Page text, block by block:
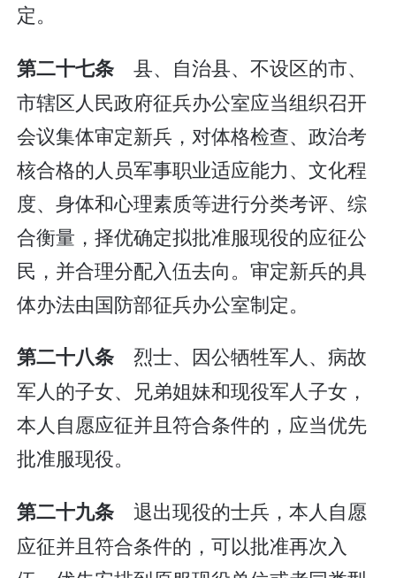
定。
第二十七条 县、自治县、不设区的市、
市辖区人民政府征兵办公室应当组织召开
会议集体审定新兵，对体格检查、政治考
核合格的人员军事职业适应能力、文化程
度、身体和心理素质等进行分类考评、综
合衡量，择优确定拟批准服现役的应征公
民，并合理分配入伍去向。审定新兵的具
体办法由国防部征兵办公室制定。
第二十八条 烈士、因公牺牲军人、病故
军人的子女、兄弟姐妹和现役军人子女，
本人自愿应征并且符合条件的，应当优先
批准服现役。
第二十九条 退出现役的士兵，本人自愿
应征并且符合条件的，可以批准再次入